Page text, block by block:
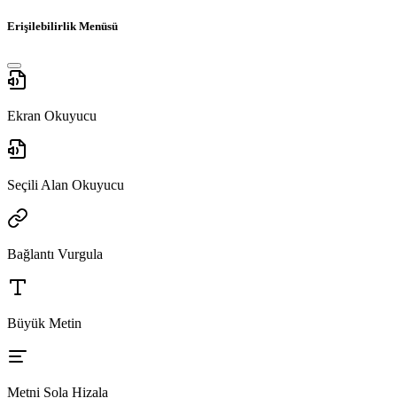
Erişilebilirlik Menüsü
Ekran Okuyucu
Seçili Alan Okuyucu
Bağlantı Vurgula
Büyük Metin
Metni Sola Hizala